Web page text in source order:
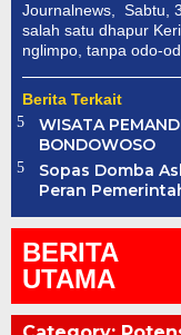
Journalnews, Sabtu,
salah satu dhapur
nglimpo, tanpa odo-
Berita Terkait
WISATA
BONDOWOSO
Sopas Domba
Peran
BERITA
UTAMA